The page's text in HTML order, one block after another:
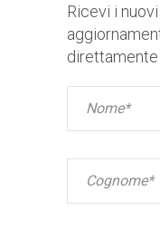
Ricevi i
direttamente